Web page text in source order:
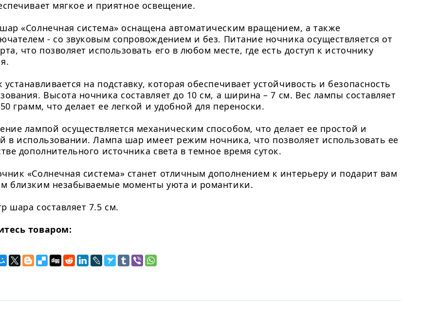
мягкое и приятное освещение.
«Солнечная система» оснащена автоматическим вращением, а также
- со звуковым сопровождением и без. Питание ночника осуществляется от
что позволяет использовать его в любом месте, где есть доступ к источнику
на подставку, которая обеспечивает устойчивость и безопасность
Высота ночника составляет до 10 см, а ширина – 7 см. Вес лампы составляет
грамм, что делает ее легкой и удобной для переноски.
лампой осуществляется механическим способом, что делает ее простой и
в использовании. Лампа шар имеет режим ночника, что позволяет использовать ее
дополнительного источника света в темное время суток.
«Солнечная система» станет отличным дополнением к интерьеру и подарит вам
близким незабываемые моменты уюта и романтики.
шара составляет 7.5 см.
товаром: